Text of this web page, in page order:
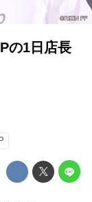
の1日店長